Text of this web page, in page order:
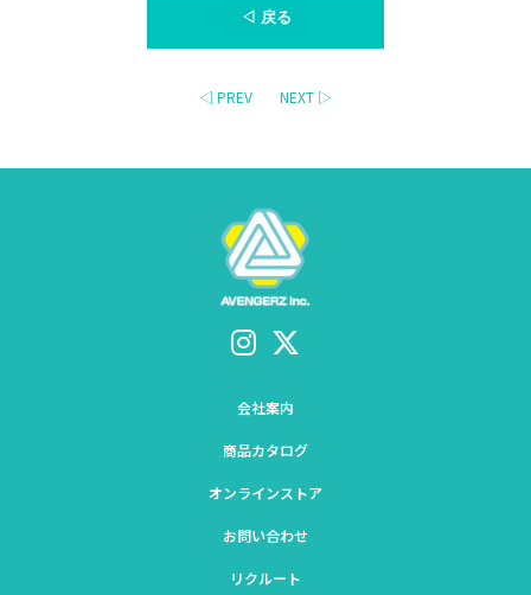
◁ 戻る
◁ PREV NEXT ▷
会社案内
商品カタログ
オンラインストア
お問い合わせ
リクルート